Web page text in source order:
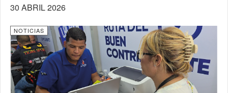
30 ABRIL 2026
NOTICIAS